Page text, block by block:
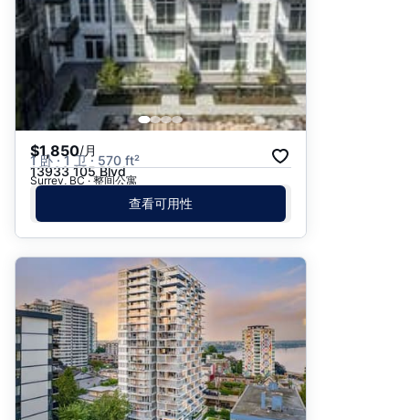
$1,850/月
1 卧 · 1 卫 · 570 ft²
13933 105 Blvd
Surrey, BC · 整间公寓
查看可用性